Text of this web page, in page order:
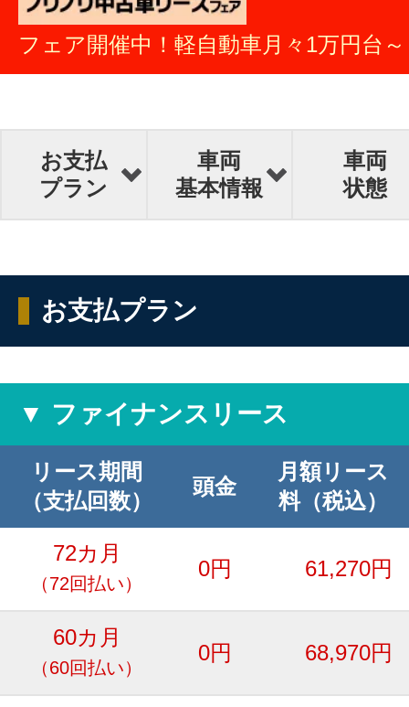
フェア開催中！軽自動車月々1万円台～
お支払
プラン
車両
基本情報
車両
状態
お支払プラン
▼ ファイナンスリース
リース期間
（支払回数）
頭金
月額リース
料（税込）
72カ月
（72回払い）
0円 61,270円
60カ月
（60回払い）
0円 68,970円